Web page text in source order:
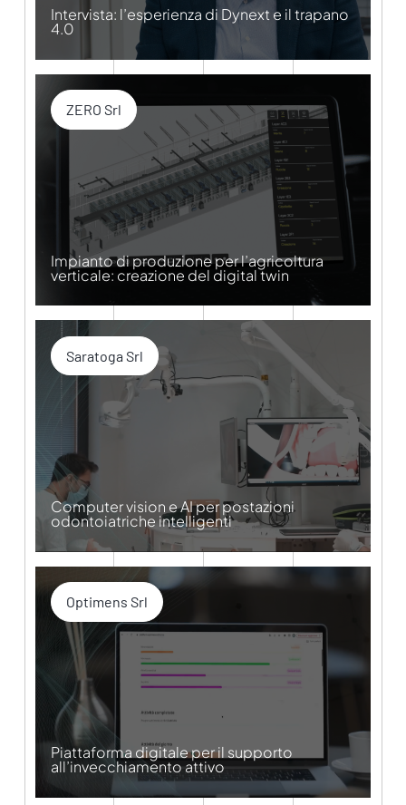
Intervista: l’esperienza di Dynext e il trapano
4.0
ZERO Srl
Impianto di produzione per l’agricoltura
verticale: creazione del digital twin
Saratoga Srl
Computer vision e AI per postazioni
odontoiatriche intelligenti
Optimens Srl
Piattaforma digitale per il supporto
all’invecchiamento attivo